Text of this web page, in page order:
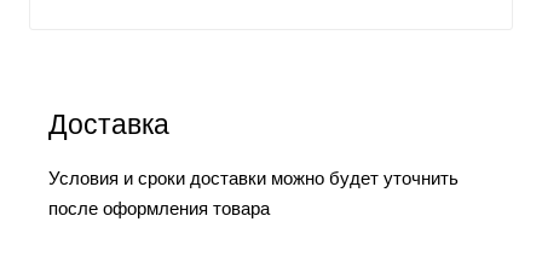
Доставка
Условия и сроки доставки можно будет уточнить
после оформления товара